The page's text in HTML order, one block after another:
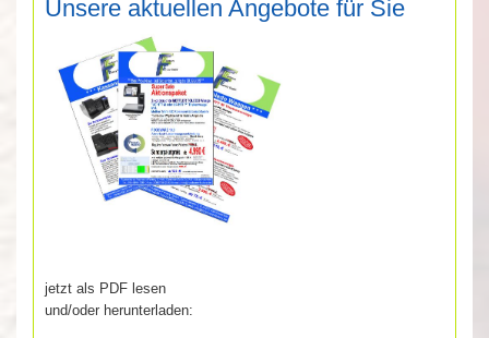
Unsere aktuellen Angebote für Sie
jetzt als PDF lesen
und/oder herunterladen: